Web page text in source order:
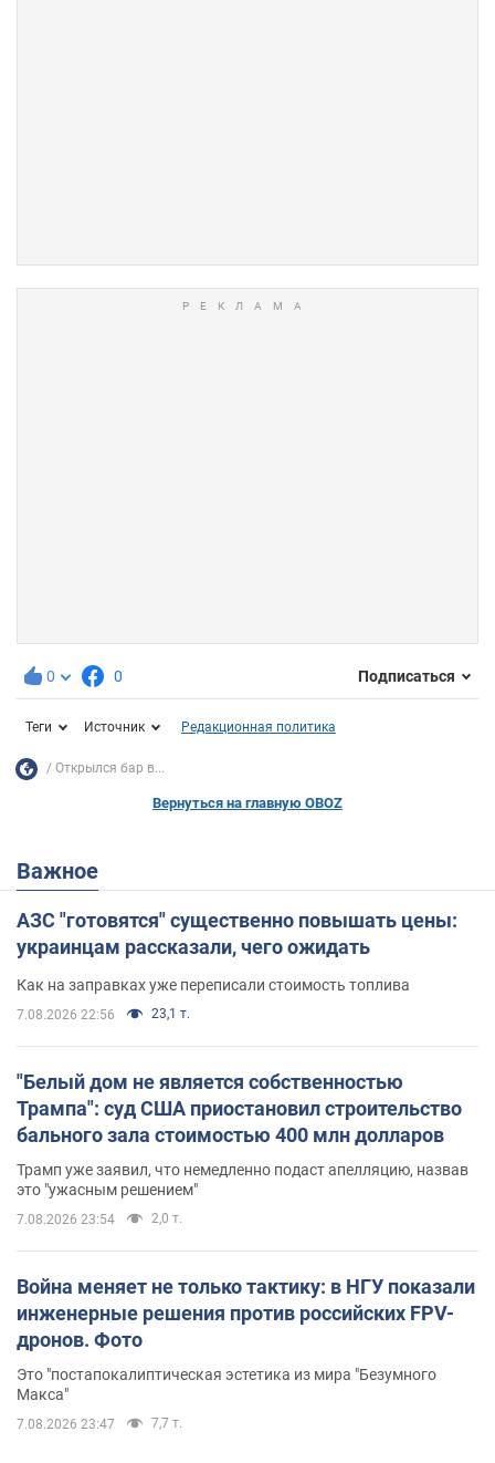
0 0 Подписаться
Теги Источник Редакционная политика
Открылся бар в...
Вернуться на главную OBOZ
Важное
АЗС "готовятся" существенно повышать цены:
украинцам рассказали, чего ожидать
Как на заправках уже переписали стоимость топлива
7.08.2026 22:56 23,1 т.
"Белый дом не является собственностью
Трампа": суд США приостановил строительство
бального зала стоимостью 400 млн долларов
Трамп уже заявил, что немедленно подаст апелляцию, назвав
это "ужасным решением"
7.08.2026 23:54 2,0 т.
Война меняет не только тактику: в НГУ показали
инженерные решения против российских FPV-
дронов. Фото
Это "постапокалиптическая эстетика из мира "Безумного
Макса"
7.08.2026 23:47 7,7 т.